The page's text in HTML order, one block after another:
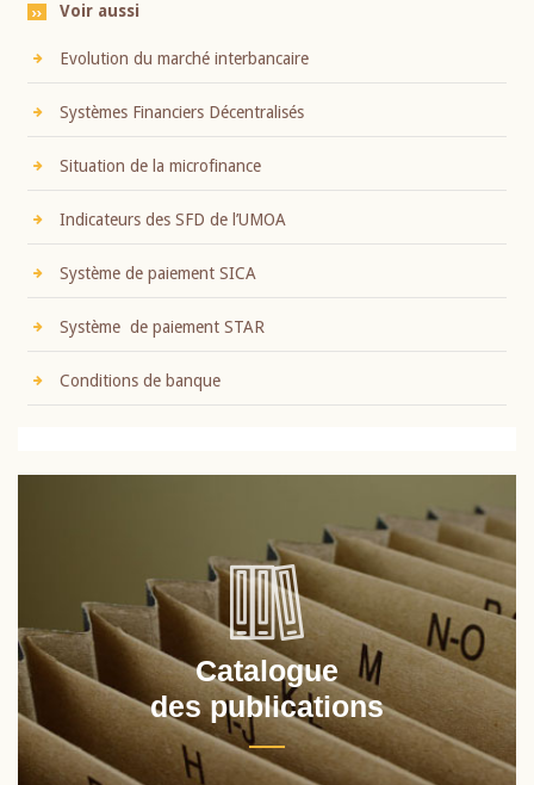
Voir aussi
Evolution du marché interbancaire
Systèmes Financiers Décentralisés
Situation de la microfinance
Indicateurs des SFD de l’UMOA
Système de paiement SICA
Système de paiement STAR
Conditions de banque
Catalogue
des publications